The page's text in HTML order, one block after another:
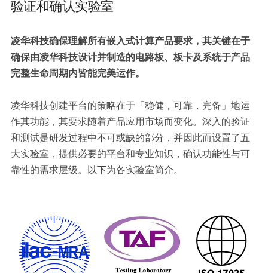
验证和确认实验室
凌华科技确保理解所有嵌入式计算产品要求，其关键在于
确保由凌华科技设计并制造的电路板、板卡及系统于产品
完整生命周期内皆能完美运作。
凌华科技创建平台的策略在于「稳健，可靠，完备」地运
作其功能，其要求随着产品应用市场而变化。深入的验证
和测试是研发过程中不可或缺的部分，并因此而设置了五
大实验室，提供必要的平台和专业知识，确认功能性与可
靠性的需求层级。以下为各实验室简介。